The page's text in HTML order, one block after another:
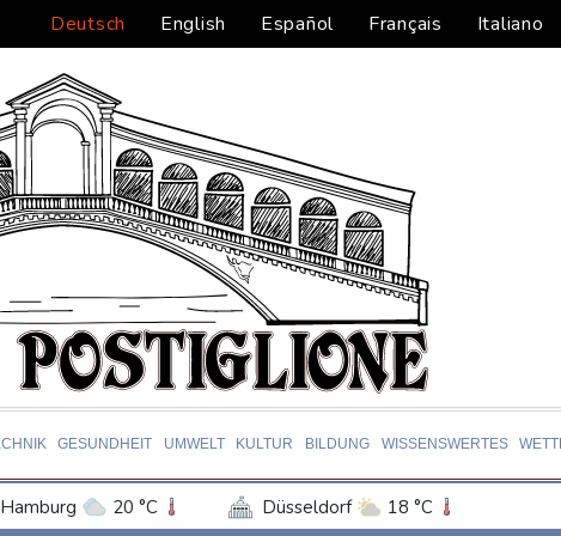
Deutsch English Español Français Italiano
GESUNDHEIT UMWELT KULTUR BILDUNG WISSENSWERTES
Hamburg 20 °C Düsseldorf
18 °C